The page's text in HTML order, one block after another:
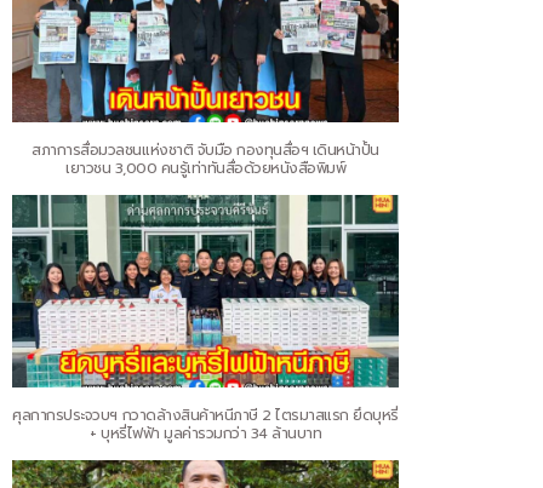
สภาการสื่อมวลชนแห่งชาติ จับมือ กองทุนสื่อฯ เดินหน้าปั้น
เยาวชน 3,000 คนรู้เท่าทันสื่อด้วยหนังสือพิมพ์
ศุลกากรประจวบฯ กวาดล้างสินค้าหนีภาษี 2 ไตรมาสแรก ยึดบุหรี่
+ บุหรี่ไฟฟ้า มูลค่ารวมกว่า 34 ล้านบาท